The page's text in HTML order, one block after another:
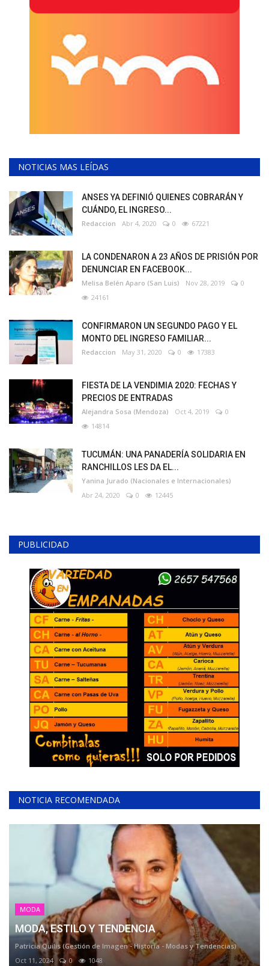
NOTICIAS MAS LEÍDAS
ANSES YA DEFINIÓ QUIENES COBRARÁN Y
CUÁNDO, EL INGRESO...
Redaccion Abr 4, 2020 0 67221
LA CONDENARON A 23 AÑOS DE PRISIÓN POR
DENUNCIAR EN FACEBOOK...
Melisa Belén Aparo (San Luis) Nov 28, 2019
0
24161
CONFIRMARON UN SEGUNDO PAGO Y EL
MONTO DEL INGRESO FAMILIAR...
Redaccion May 31, 2020 0 17383
FIESTA DE LA VENDIMIA 2020: FECHAS Y
PRECIOS DE ENTRADAS
Alejandra Sosa (Mendoza) Oct 4, 2019
0
14814
TUCUMÁN: UNA PANADERÍA SOLIDARIA EN
RANCHILLOS LES DA EL...
Yanina Jurado (Nacionales e Internacionales)
Abr 24, 2020
0 12445
PUBLICIDAD
NOTICIA RECOMENDADA
MODA
MODA, ESTILO Y TENDENCIA
Patricia Quilis (Gestión de Imagen - Historia - Modas y Tendencias)
Oct 11, 2024
0 1048